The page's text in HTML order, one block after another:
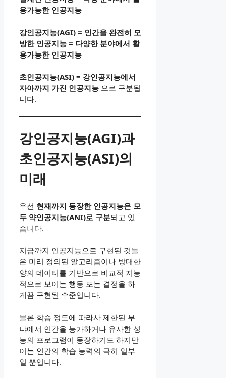
용가능한 인공지능
강인공지능(AGI) = 인간을 완전히 모
방한 인공지능 = 다양한 분야에서 활
용가능한 인공지능
초인공지능(ASI) = 강인공지능에서
자아까지 가진 인공지능 으로 구분됩
니다.
강인공지능(AGI)과
초인공지능(ASI)의
미래
우선 현재까지 등장한 인공지능은 모
두 약인공지능(ANI)로 구분되고 있
습니다.
지금까지 인공지능으로 구현된 것들
은 미리 정의된 알고리즘이나 방대한
양의 데이터를 기반으로 비교적 지능
적으로 보이는 행동 또는 결정을 하
게끔 구현된 수준입니다.
물론 학습 정도에 따라사 제한된 부
냐에서 인간을 능가하거나 유사한 성
능의 프로그램이 등장하기도 하지만
이는 인간의 학습 능력의 극히 일부
일 뿐입니다.